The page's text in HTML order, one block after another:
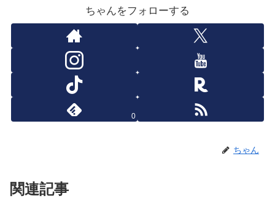
ちゃんをフォローする
0
ちゃん
関連記事